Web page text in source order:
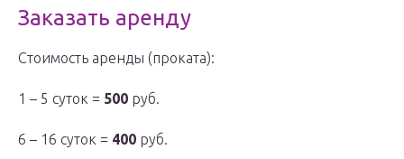
Заказать аренду
Стоимость аренды (проката):
1 – 5 суток = 500 руб.
6 – 16 суток = 400 руб.